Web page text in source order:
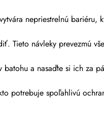
nepriestrelnú bariéru,
Tieto návleky prevezmú
a nasaďte si ich za
potrebuje spoľahlivú